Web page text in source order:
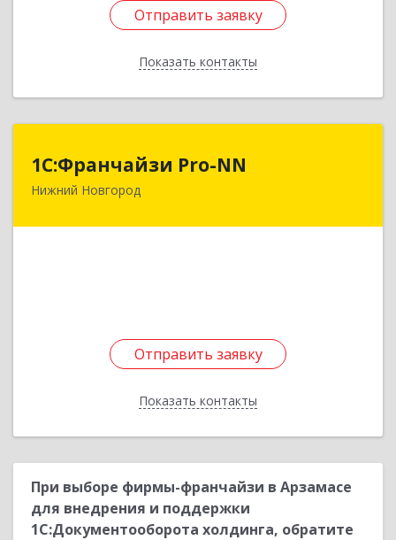
Отправить заявку
Показать контакты
Отправить заявку
Назад
1С:Франчайзи Pro-NN
Нижний Новгород
Отправить заявку
Показать контакты
603032, Нижегородская обл, Нижний Новгород
Отправить заявку
Назад
При выборе фирмы-франчайзи в Арзамасе
для внедрения и поддержки
1С:Документооборота холдинга, обратите